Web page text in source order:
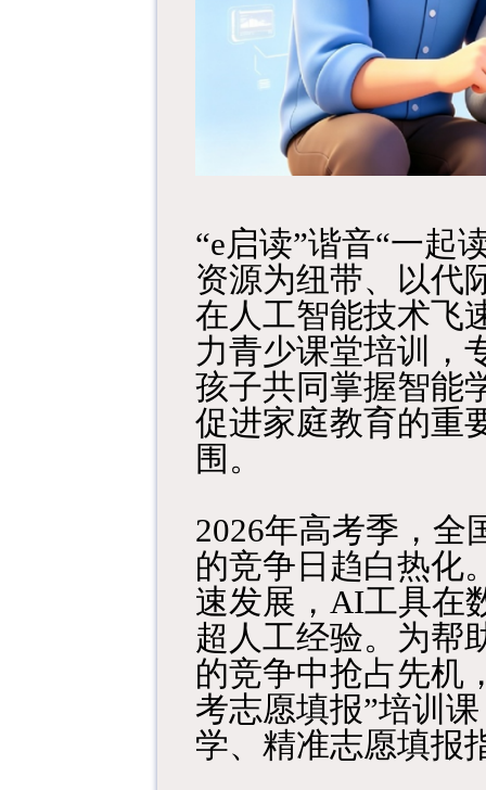
“e启读”谐音“一起
资源为纽带、以代
在人工智能技术飞
力青少课堂培训，
孩子共同掌握智能
促进家庭教育的重
围。
2026年高考季，全
的竞争日趋白热化
速发展，AI工具在
超人工经验。为帮
的竞争中抢占先机
考志愿填报”培训
学、精准志愿填报